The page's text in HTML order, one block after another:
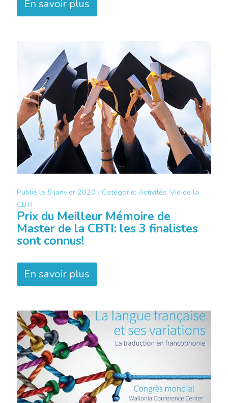
En savoir plus
Publié le 5 janvier 2020 | Catégorie: Activités, Vie de la
CBTI
Prix du Meilleur Mémoire de
Master de la CBTI: les 3 finalistes
sont connus!
En savoir plus